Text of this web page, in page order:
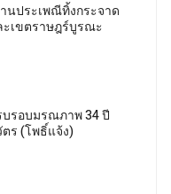
นประเพณีทิ้งกระจาด
เขตราษฎร์บูรณะ
รอบมรณภาพ 34 ปี
ร (โพธิ์แจ้ง)